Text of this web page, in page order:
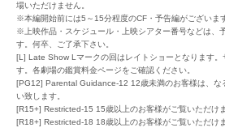
場いただけません。
※本編開始前には5～15分程度のCF・予告編がございま
※上映作品・スケジュール・上映シアター番号などは、
す。何卒、ご了承下さい。
[L] Late Show Lマークの回はレイトショーとなります。
す。各劇場の鑑賞料金ページをご確認ください。
[PG12] Parental Guidance-12 12歳未満のお客様は、な
い致します。
[R15+] Restricted-15 15歳以上のお客様がご覧いただけま
[R18+] Restricted-18 18歳以上のお客様がご覧いただけま